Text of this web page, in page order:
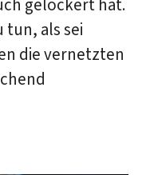
gelockert hat.
tun, als sei
die vernetzten